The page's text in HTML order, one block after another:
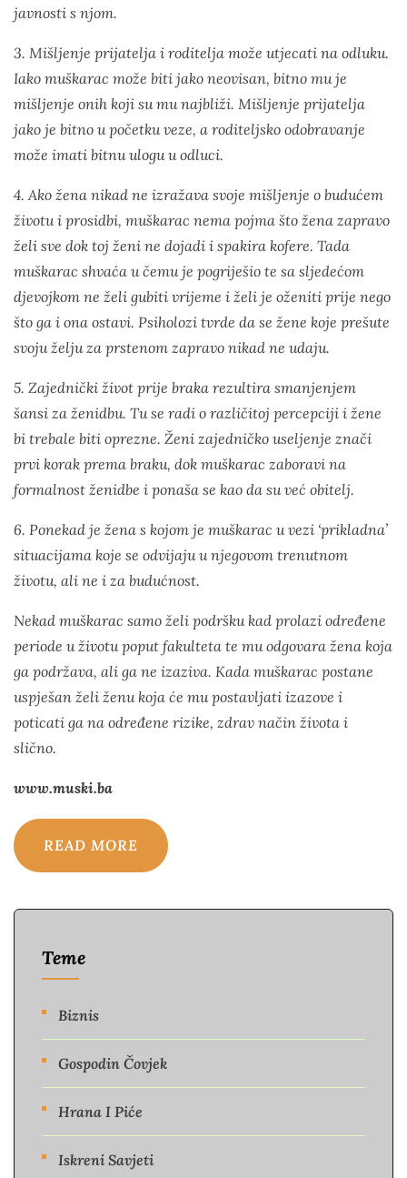
javnosti s njom.
3. Mišljenje prijatelja i roditelja može utjecati na odluku.
Iako muškarac može biti jako neovisan, bitno mu je
mišljenje onih koji su mu najbliži. Mišljenje prijatelja
jako je bitno u početku veze, a roditeljsko odobravanje
može imati bitnu ulogu u odluci.
4. Ako žena nikad ne izražava svoje mišljenje o budućem
životu i prosidbi, muškarac nema pojma što žena zapravo
želi sve dok toj ženi ne dojadi i spakira kofere. Tada
muškarac shvaća u čemu je pogriješio te sa sljedećom
djevojkom ne želi gubiti vrijeme i želi je oženiti prije nego
što ga i ona ostavi. Psiholozi tvrde da se žene koje prešute
svoju želju za prstenom zapravo nikad ne udaju.
5. Zajednički život prije braka rezultira smanjenjem
šansi za ženidbu. Tu se radi o različitoj percepciji i žene
bi trebale biti oprezne. Ženi zajedničko useljenje znači
prvi korak prema braku, dok muškarac zaboravi na
formalnost ženidbe i ponaša se kao da su već obitelj.
6. Ponekad je žena s kojom je muškarac u vezi ‘prikladna’
situacijama koje se odvijaju u njegovom trenutnom
životu, ali ne i za budućnost.
Nekad muškarac samo želi podršku kad prolazi određene
periode u životu poput fakulteta te mu odgovara žena koja
ga podržava, ali ga ne izaziva. Kada muškarac postane
uspješan želi ženu koja će mu postavljati izazove i
poticati ga na određene rizike, zdrav način života i
slično.
www.muski.ba
READ MORE
Teme
Biznis
Gospodin Čovjek
Hrana I Piće
Iskreni Savjeti